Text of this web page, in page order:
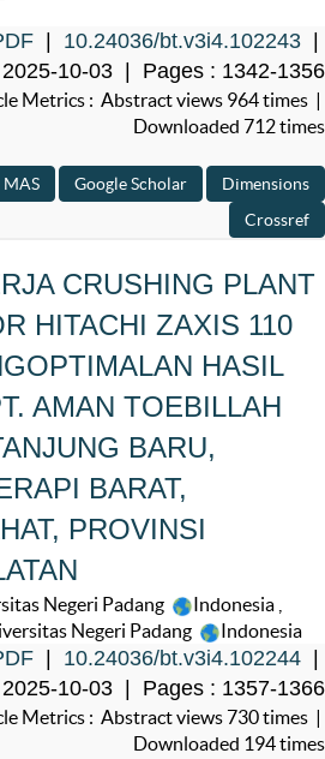
10.24036/bt.v3i4.102243
2025-10-03 | Pages : 1342-1356
Metrics : Abstract views 964 times |
Downloaded 712 times
CRUSHING PLANT
HITACHI ZAXIS 110
HASIL
AMAN TOEBILLAH
BARU,
BARAT,
PROVINSI
Negeri Padang Indonesia
Negeri Padang Indonesia
10.24036/bt.v3i4.102244
2025-10-03 | Pages : 1357-1366
Metrics : Abstract views 730 times |
Downloaded 194 times